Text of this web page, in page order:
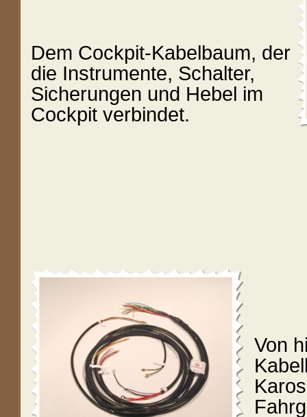
Dem Cockpit-Kabelbaum, der
die Instrumente, Schalter,
Sicherungen und Hebel im
Cockpit verbindet.
Von